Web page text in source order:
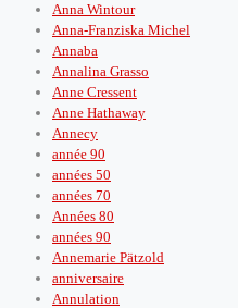
Anna Wintour
Anna-Franziska Michel
Annaba
Annalina Grasso
Anne Cressent
Anne Hathaway
Annecy
année 90
années 50
années 70
Années 80
années 90
Annemarie Pätzold
anniversaire
Annulation